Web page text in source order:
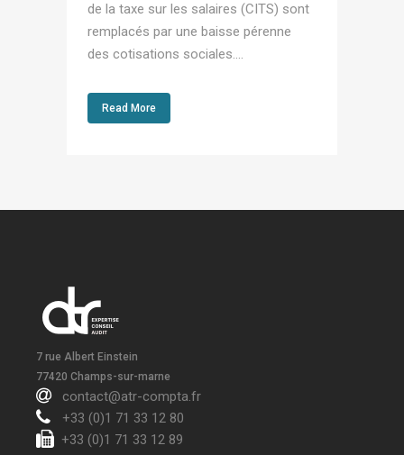
de la taxe sur les salaires (CITS) sont
remplacés par une baisse pérenne
des cotisations sociales....
Read More
7 rue Albert Einstein
77420 Champs-sur-marne
contact@atr-compta.fr
+33 (0)1 71 33 12 80
+33 (0)1 71 33 12 89